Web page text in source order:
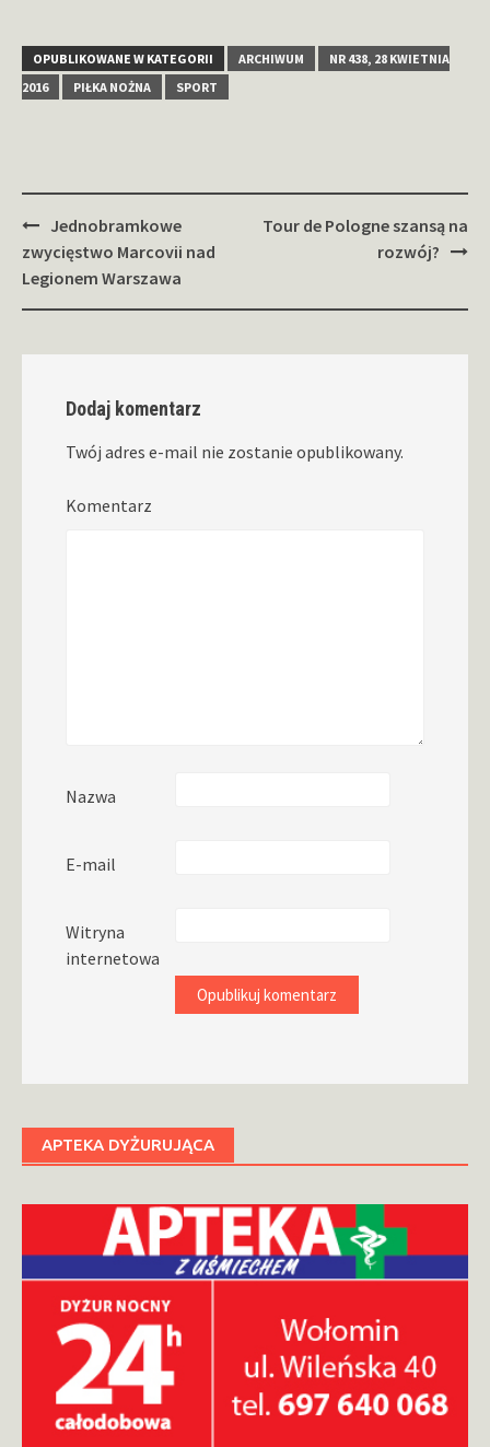
OPUBLIKOWANE W KATEGORII ARCHIWUM
NR 438, 28 KWIETNIA
2016
PIŁKA NOŻNA SPORT
Zobacz
wpisy
Jednobramkowe
zwycięstwo Marcovii nad
Legionem Warszawa
Tour de Pologne szansą na
rozwój?
Dodaj komentarz
Twój adres e-mail nie zostanie opublikowany.
Komentarz
Nazwa
E-mail
Witryna
internetowa
APTEKA DYŻURUJĄCA